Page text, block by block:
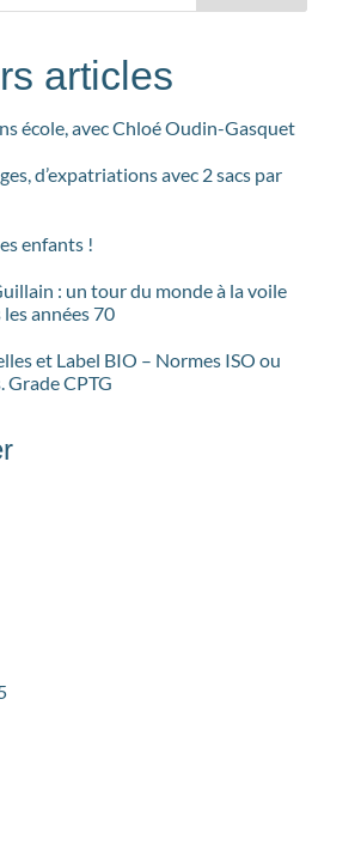
articles
école, avec Chloé Oudin-Gasquet
d’expatriations avec 2 sacs par
enfants !
: un tour du monde à la voile
années 70
et Label BIO – Normes ISO ou
Grade CPTG